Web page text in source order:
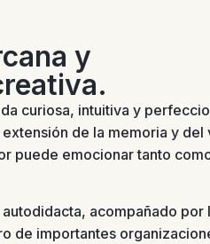
y
curiosa, intuitiva y
de la memoria y del
puede emocionar tanto
acompañado por
de importantes